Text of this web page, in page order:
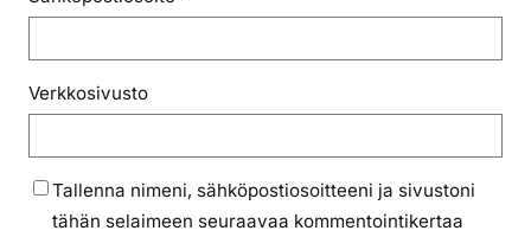
Verkkosivusto
Tallenna nimeni, sähköpostiosoitteeni ja sivustoni
tähän selaimeen seuraavaa kommentointikertaa